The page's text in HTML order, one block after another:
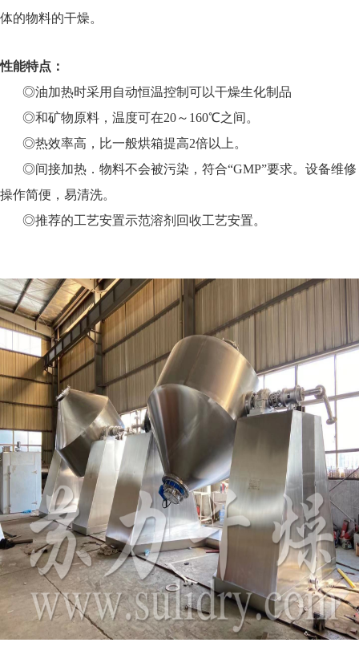
体的物料的干燥。
性能特点：
◎油加热时采用自动恒温控制可以干燥生化制品
◎和矿物原料，温度可在20～160℃之间。
◎热效率高，比一般烘箱提高2倍以上。
◎间接加热．物料不会被污染，符合“GMP”要求。设备维修
操作简便，易清洗。
◎推荐的工艺安置示范溶剂回收工艺安置。